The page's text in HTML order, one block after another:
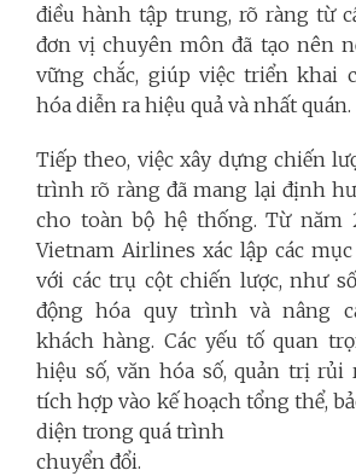
điều hành tập trung, rõ ràng từ
đơn vị chuyên môn đã tạo nên
vững chắc, giúp việc triển khai
hóa diễn ra hiệu quả và nhất quán.
Tiếp theo, việc xây dựng chiến
trình rõ ràng đã mang lại định
cho toàn bộ hệ thống. Từ năm
Vietnam Airlines xác lập các
với các trụ cột chiến lược, như
động hóa quy trình và nâng
khách hàng. Các yếu tố quan
hiệu số, văn hóa số, quản trị rủi
tích hợp vào kế hoạch tổng thể,
diện trong quá trình
chuyển đổi.